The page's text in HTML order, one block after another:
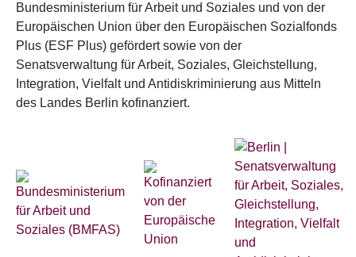
Bundesministerium für Arbeit und Soziales und von der
Europäischen Union über den Europäischen Sozialfonds
Plus (ESF Plus) gefördert sowie von der
Senatsverwaltung für Arbeit, Soziales, Gleichstellung,
Integration, Vielfalt und Antidiskriminierung aus Mitteln
des Landes Berlin kofinanziert.